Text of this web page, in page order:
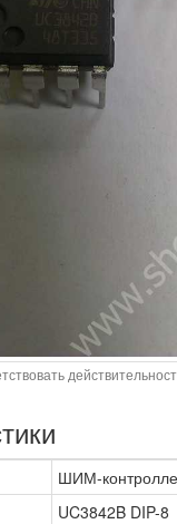
ШИМ-
UC3842B DIP-8